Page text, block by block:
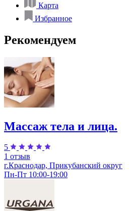
Карта
Избранное
Рекомендуем
Массаж тела и лица.
5
1 отзыв
г.Краснодар, Прикубанский округ
Пн-Пт 10:00-19:00